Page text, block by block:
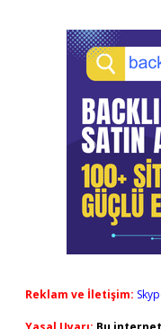
Reklam ve İletişim: